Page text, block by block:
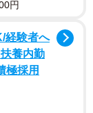
円
経験者へ
養内勤
極採用